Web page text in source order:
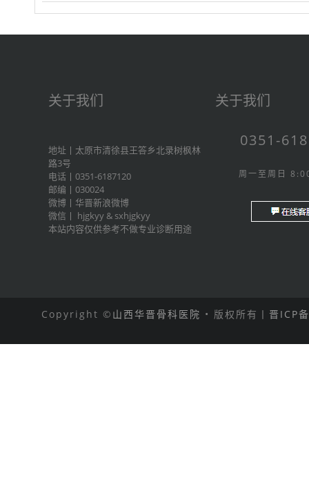
关于我们
地址丨太原市清徐县王答乡北录树枫林
路3号
电话丨0351-6187120
邮编丨030024
微博丨 华晋新浪微博
微信丨 hjgkyy & sxhjgkyy
本站内容仅供参考不做专业诊断用途
关于我们
0351-
周一至周日
Copyright © 山西华晋骨科医院 • 版权所有丨 晋ICP